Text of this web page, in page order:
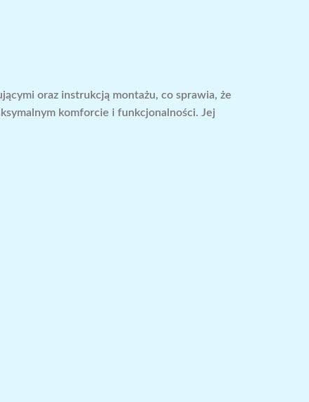
oraz instrukcją montażu, co sprawia, że
komforcie i funkcjonalności. Jej